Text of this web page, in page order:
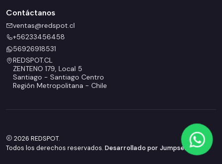
Contáctanos
ventas@redspot.cl
+56233456458
56926918531
REDSPOT.CL
ZENTENO 179, Local 5
Santiago - Santiago Centro
Región Metropolitana - Chile
2026 REDSPOT.
Todos los derechos reservados. Desarrollado por Jumpseller.